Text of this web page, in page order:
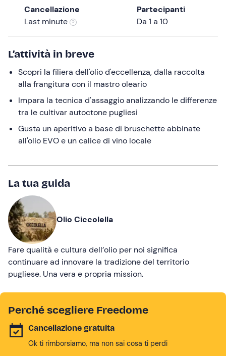
keyboard
shortcuts
for
changing
dates.
Cancellazione
Last minute
Partecipanti
Da 1 a 10
L’attività in breve
Scopri la filiera dell'olio d'eccellenza, dalla raccolta
alla frangitura con il mastro oleario
Impara la tecnica d'assaggio analizzando le differenze
tra le cultivar autoctone pugliesi
Gusta un aperitivo a base di bruschette abbinate
all'olio EVO e un calice di vino locale
La tua guida
Olio Ciccolella
Fare qualità e cultura dell’olio per noi significa
continuare ad innovare la tradizione del territorio
pugliese. Una vera e propria mission.
Perché scegliere Freedome
Cancellazione gratuita
Ok ti rimborsiamo, ma non sai cosa ti perdi